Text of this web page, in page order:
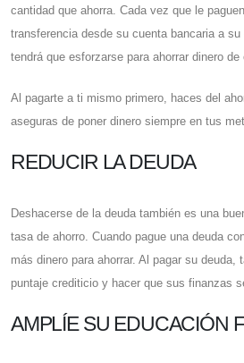
cantidad que ahorra. Cada vez que le
transferencia desde su cuenta bancaria a
tendrá que esforzarse para ahorrar dinero de
Al pagarte a ti mismo primero, haces del
aseguras de poner dinero siempre en tus
REDUCIR LA DEUDA
Deshacerse de la deuda también es una
tasa de ahorro. Cuando pague una deuda
más dinero para ahorrar. Al pagar su deuda,
puntaje crediticio y hacer que sus finanzas
AMPLÍE SU EDUCACIÓN